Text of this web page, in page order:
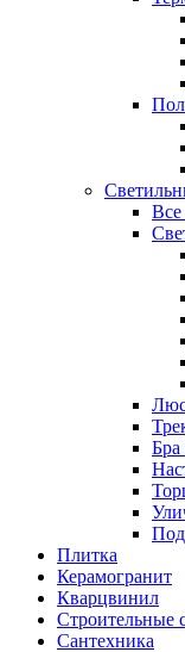
Все
Бра
Плитка
Керамогранит
Кварцвинил
Строительные
Сантехника